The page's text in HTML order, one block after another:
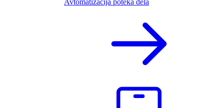
Avtomatizacija poteka dela